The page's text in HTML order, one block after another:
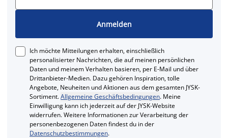
Anmelden
Ich möchte Mitteilungen erhalten, einschließlich
personalisierter Nachrichten, die auf meinen persönlichen
Daten und meinem Verhalten basieren, per E-Mail und über
Drittanbieter-Medien. Dazu gehören Inspiration, tolle
Angebote, Neuheiten und Aktionen aus dem gesamten JYSK-
Sortiment.Allgemeine Geschäftsbedingungen. Meine
Einwilligung kann ich jederzeit auf der JYSK-Website
widerrufen. Weitere Informationen zur Verarbeitung der
personenbezogenen Daten findest du in der
Datenschutzbestimmungen.